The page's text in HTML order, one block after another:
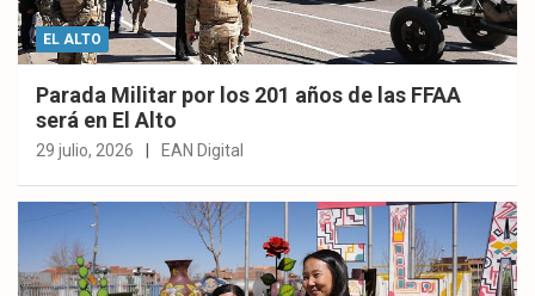
EL ALTO
Parada Militar por los 201 años de las FFAA
será en El Alto
29 julio, 2026 EAN Digital